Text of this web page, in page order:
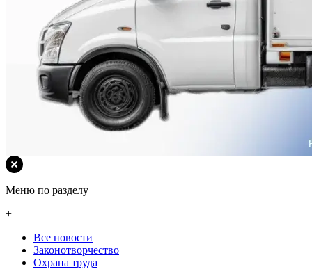
Меню по разделу
+
Все новости
Законотворчество
Охрана труда